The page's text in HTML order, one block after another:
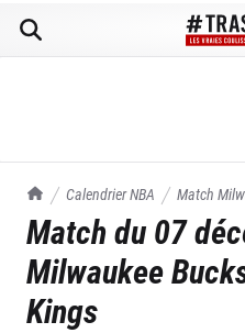
TrashTalk Actu NBA
Calendrier NBA Match
07/12/2022
Match du 07
Milwaukee
Kings